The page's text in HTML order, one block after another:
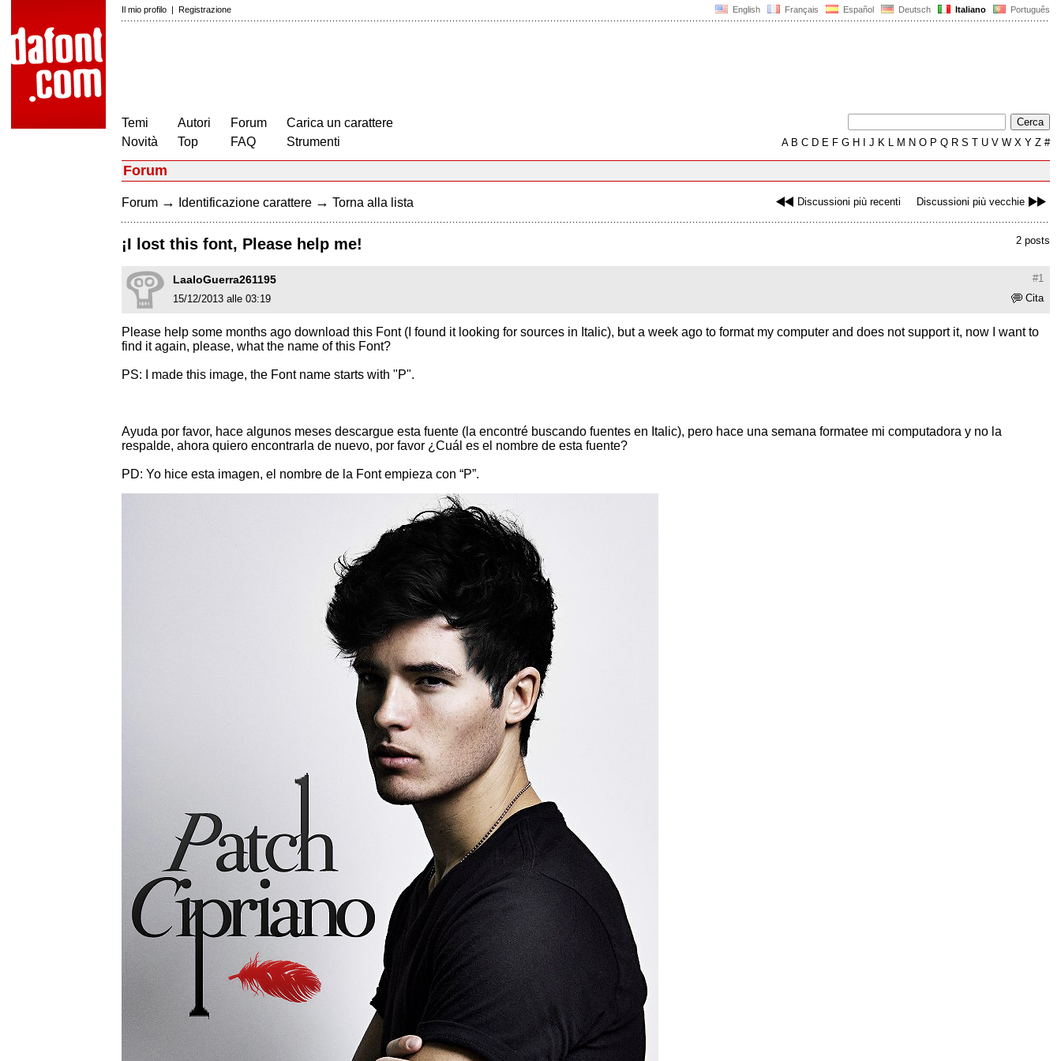
English Français Español Deutsch Italiano Português
Il mio profilo | Registrazione
Temi
Novità
Autori
Top
Forum
FAQ
Carica un carattere
Strumenti
AB C D E F G H J K L M N O P Q R S T U V W X Y Z #
Forum
Discussioni più recenti Discussioni più vecchie
Forum → Identificazione carattere → Torna alla lista
2 posts
¡I lost this font, Please help me!
#1
LaaloGuerra261195
Cita
15/12/2013 alle 03:19
Please help some months ago download this Font (I found it looking for sources in Italic), but a week ago to format my computer and does not support it, now I want to
find it again, please, what the name of this Font?
PS: I made this image, the Font name starts with "P".
Ayuda por favor, hace algunos meses descargue esta fuente (la encontré buscando fuentes en Italic), pero hace una semana formatee mi computadora y no la
respalde, ahora quiero encontrarla de nuevo, por favor ¿Cuál es el nombre de esta fuente?
PD: Yo hice esta imagen, el nombre de la Font empieza con “P”.